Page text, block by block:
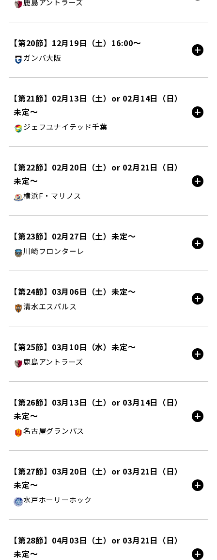
鹿島アントラーズ
メルカリスタジアム/AWAY
【第20節】12月19日（土）16:00〜
ガンバ大阪
パナソニック スタジアム 吹田/AWAY
【第21節】02月13日（土）or 02月14日（日）
未定〜
ジェフユナイテッド千葉
町田ＧＩＯＮスタジアム/HOME
【第22節】02月20日（土）or 02月21日（日）
未定〜
横浜F・マリノス
日産スタジアム/AWAY
【第23節】02月27日（土）未定〜
川崎フロンターレ
ＭＵＦＧスタジアム/AWAY
【第24節】03月06日（土）未定〜
清水エスパルス
町田ＧＩＯＮスタジアム/HOME
【第25節】03月10日（水）未定〜
鹿島アントラーズ
町田ＧＩＯＮスタジアム/HOME
【第26節】03月13日（土）or 03月14日（日）
未定〜
名古屋グランパス
町田ＧＩＯＮスタジアム/HOME
【第27節】03月20日（土）or 03月21日（日）
未定〜
水戸ホーリーホック
町田ＧＩＯＮスタジアム/HOME
【第28節】04月03日（土）or 03月21日（日）
未定〜